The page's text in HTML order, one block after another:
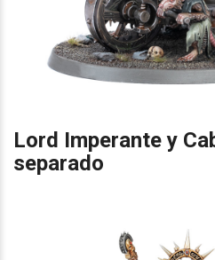
Lord Imperante y
separado